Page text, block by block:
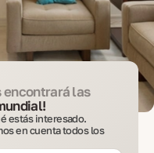
encontrará las
estás interesado.
en cuenta todos los